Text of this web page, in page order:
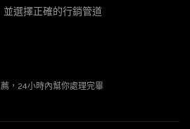
選擇正確的行銷管道
，24小時內幫你處理完畢